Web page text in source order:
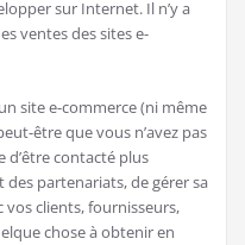
sur Internet. Il n’y a
ventes des sites e-
site e-commerce (ni même
être que vous n’avez pas
d’être contacté plus
partenariats, de gérer sa
clients, fournisseurs,
chose à obtenir en